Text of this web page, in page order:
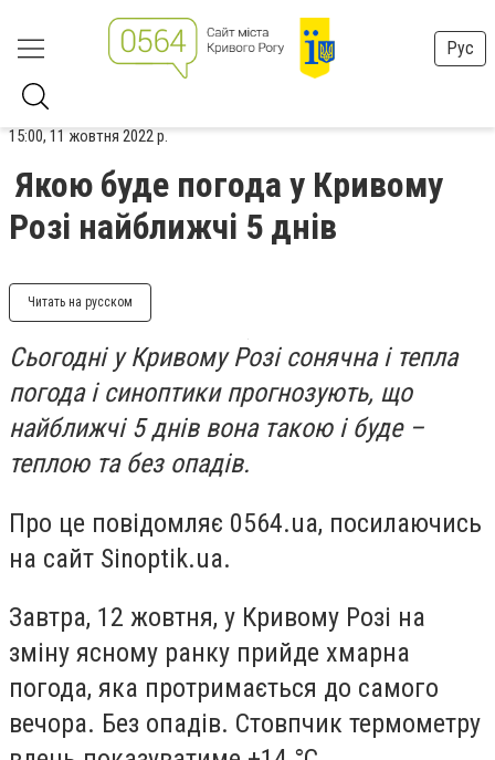
Рус
15:00, 11 жовтня 2022 р.
Якою буде погода у Кривому
Розі найближчі 5 днів
Читать на русском
Сьогодні у Кривому Розі сонячна і тепла
погода і синоптики прогнозують, що
найближчі 5 днів вона такою і буде –
теплою та без опадів.
Про це повідомляє 0564.ua, посилаючись
на сайт Sinoptik.ua.
Завтра, 12 жовтня, у Кривому Розі на
зміну ясному ранку прийде хмарна
погода, яка протримається до самого
вечора. Без опадів. Стовпчик термометру